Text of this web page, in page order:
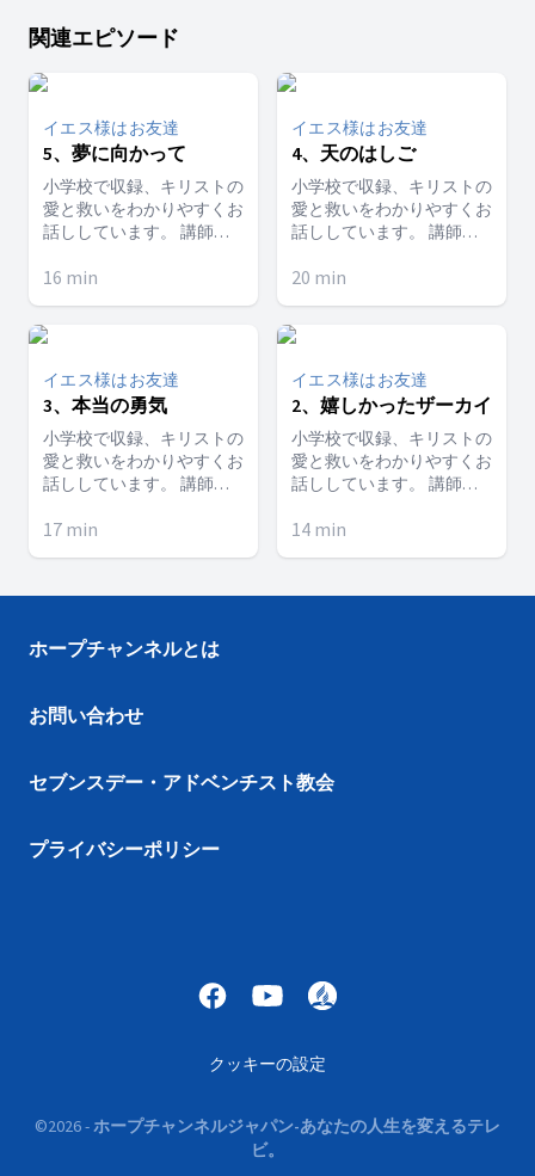
関連エピソード
イエス様はお友達
5、夢に向かって
小学校で収録、キリストの
愛と救いをわかりやすくお
話ししています。 講師：
16 min
イエス様はお友達
4、天のはしご
小学校で収録、キリストの
愛と救いをわかりやすくお
話ししています。 講師：
20 min
イエス様はお友達
3、本当の勇気
小学校で収録、キリストの
愛と救いをわかりやすくお
話ししています。 講師：
17 min
イエス様はお友達
2、嬉しかったザーカイ
小学校で収録、キリストの
愛と救いをわかりやすくお
話ししています。 講師：
14 min
ホープチャンネルとは
お問い合わせ
セブンスデー・アドベンチスト教会
プライバシーポリシー
クッキーの設定
©2026-ホープチャンネルジャパン-あなたの人生を変えるテレ
ビ。